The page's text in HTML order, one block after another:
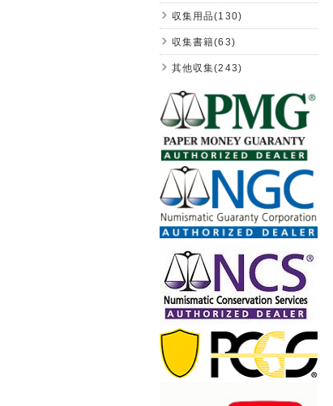
収集用品(130)
収集書籍(63)
其他収集(243)